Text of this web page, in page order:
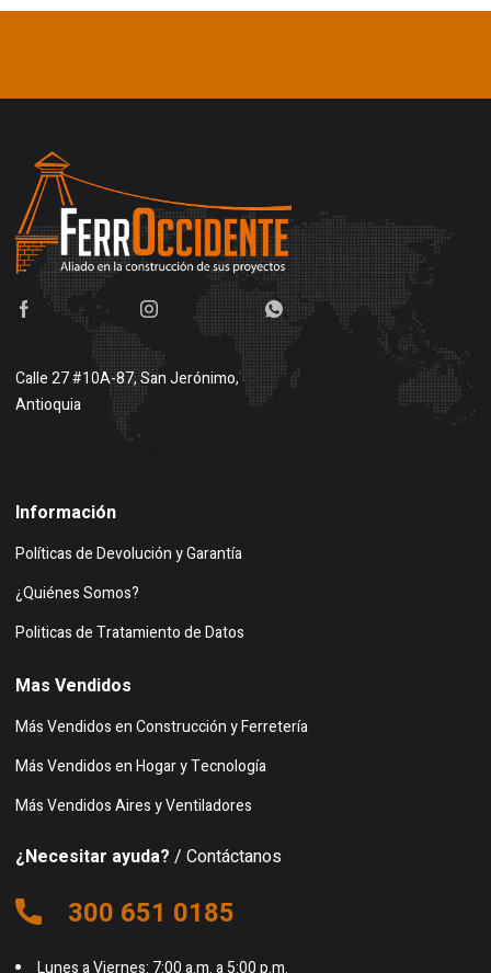
Calle 27 #10A-87, San Jerónimo,
Antioquia
Información
Políticas de Devolución y Garantía
¿Quiénes Somos?
Politicas de Tratamiento de Datos
Mas Vendidos
Más Vendidos en Construcción y Ferretería
Más Vendidos en Hogar y Tecnología
Más Vendidos Aires y Ventiladores
¿Necesitar ayuda? / Contáctanos
300 651 0185
Lunes a Viernes: 7:00 a.m. a 5:00 p.m.